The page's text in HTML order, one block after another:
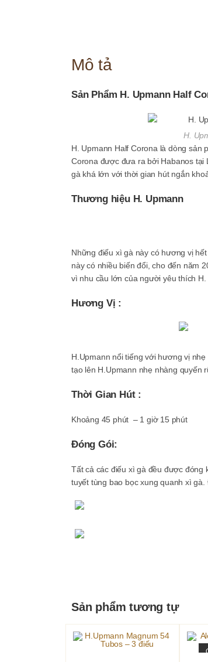
Mô tả
Sản Phẩm H. Upmann Half
H.
H. Upmann Half Corona là dòng sản
Corona được đưa ra bởi Habanos tại
gà khá lớn với thời gian hút ngắn
Thương hiệu H. Upmann
Những điếu xì gà này có hương vị
này có nhiều biến đổi, cho đến năm
vì nhu cầu lớn của người yêu thích H.
Hương Vị :
H.Upmann nổi tiếng với hương vị
tạo lên H.Upmann nhẹ nhàng quyến
Thời Gian Hút :
Khoảng 45 phút – 1 giờ 15 phút
Đóng Gói:
Tất cả các điếu xì gà đều được đóng
tuyết tùng bao bọc xung quanh xì
Sản phẩm tương tự